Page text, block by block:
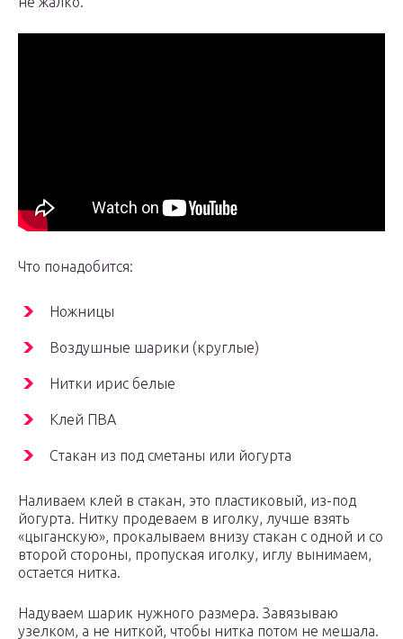
Что понадобится:
Ножницы
Воздушные шарики (круглые)
Нитки ирис белые
Клей ПВА
Стакан из под сметаны или йогурта
Наливаем клей в стакан, это пластиковый, из-под
йогурта. Нитку продеваем в иголку, лучше взять
«цыганскую», прокалываем внизу стакан с одной и со
второй стороны, пропуская иголку, иглу вынимаем,
остается нитка.
Надуваем шарик нужного размера. Завязываю
узелком, а не ниткой, чтобы нитка потом не мешала.